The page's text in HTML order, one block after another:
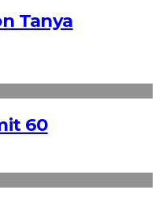
Tanya
60